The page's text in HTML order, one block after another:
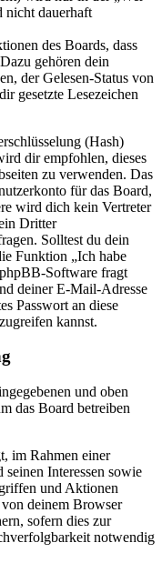
nicht dauerhaft
des Boards, dass
gehören dein
der Gelesen-Status von
gesetzte Lesezeichen
(Hash)
dir empfohlen, dieses
zu verwenden. Das
für das Board,
wird dich kein Vertreter
Dritter
Solltest du dein
Funktion „Ich habe
Software fragt
deiner E-Mail-Adresse
Passwort an diese
kannst.
und oben
das Board betreiben
im Rahmen einer
Interessen sowie
und Aktionen
deinem Browser
sofern dies zur
notwendig